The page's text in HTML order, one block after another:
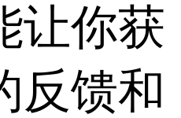
让你获
反馈和